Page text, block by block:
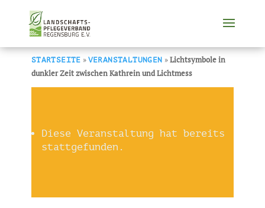
STARTSEITE » VERANSTALTUNGEN »Lichtsymbole in
dunkler Zeit zwischen Kathrein und Lichtmess
Diese Veranstaltung hat bereits
stattgefunden.